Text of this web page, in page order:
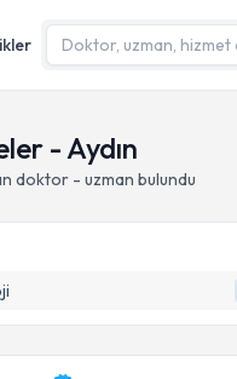
- Aydın
doktor - uzman bulundu